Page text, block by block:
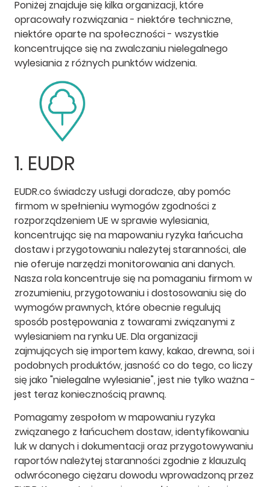
Poniżej znajduje się kilka organizacji, które
opracowały rozwiązania - niektóre techniczne,
niektóre oparte na społeczności - wszystkie
koncentrujące się na zwalczaniu nielegalnego
wylesiania z różnych punktów widzenia.
1. EUDR
EUDR.co świadczy usługi doradcze, aby pomóc
firmom w spełnieniu wymogów zgodności z
rozporządzeniem UE w sprawie wylesiania,
koncentrując się na mapowaniu ryzyka łańcucha
dostaw i przygotowaniu należytej staranności, ale
nie oferuje narzędzi monitorowania ani danych.
Nasza rola koncentruje się na pomaganiu firmom w
zrozumieniu, przygotowaniu i dostosowaniu się do
wymogów prawnych, które obecnie regulują
sposób postępowania z towarami związanymi z
wylesianiem na rynku UE. Dla organizacji
zajmujących się importem kawy, kakao, drewna, soi i
podobnych produktów, jasność co do tego, co liczy
się jako "nielegalne wylesianie", jest nie tylko ważna -
jest teraz koniecznością prawną.
Pomagamy zespołom w mapowaniu ryzyka
związanego z łańcuchem dostaw, identyfikowaniu
luk w danych i dokumentacji oraz przygotowywaniu
raportów należytej staranności zgodnie z klauzulą
odwróconego ciężaru dowodu wprowadzoną przez